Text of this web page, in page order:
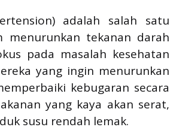
adalah salah satu
tekanan darah
pada masalah kesehatan
yang ingin menurunkan
kebugaran secara
yang kaya akan serat,
susu rendah lemak.